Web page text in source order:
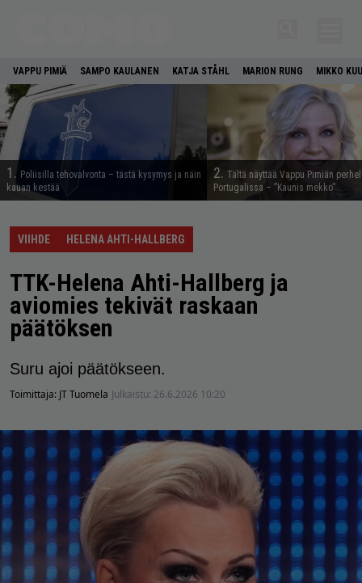
VAPPU PIMIÄ SAMPO KAULANEN KATJA STÅHL MARION RUNG MIKKO
1. Poliisilla tehovalvonta – tästä kysymys ja näin
kauan kestää
2. Tältä näyttää Vappu Pimiän
Portugalissa – ”Kaunis mekko”
VIIHDE HELENA AHTI-HALLBERG
TTK-Helena Ahti-Hallberg ja
aviomies tekivät raskaan
päätöksen
Suru ajoi päätökseen.
Toimittaja: JT Tuomela Julkaistu: 26.6.2026 10:20